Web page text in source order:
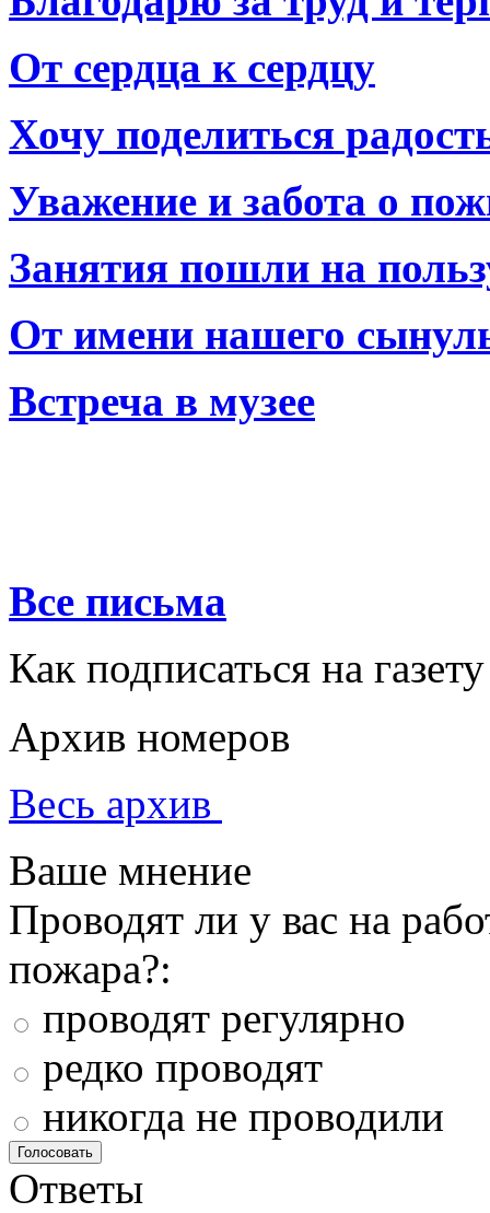
От сердца к сердцу
Хочу поделиться
Уважение и забота о
Занятия пошли на
От имени нашего
Встреча в музее
Все письма
Как подписаться на газету
Архив номеров
Весь архив
Ваше мнение
Проводят ли у вас на
пожара?:
проводят регулярно
редко проводят
никогда не проводили
Ответы